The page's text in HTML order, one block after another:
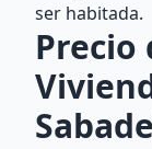
ser habitada.
Precio